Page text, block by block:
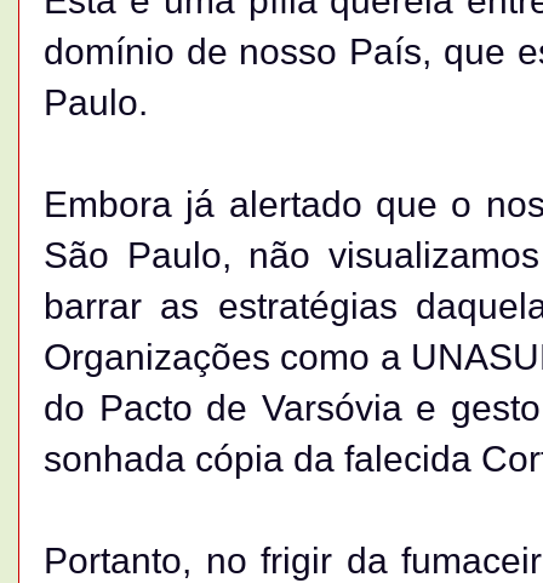
domínio de nosso País, que
Paulo.
Embora já alertado que o
São Paulo, não
barrar as estratégias
Organizações como a
do Pacto de Varsóvia e
sonhada cópia da falecida
Portanto, no frigir da